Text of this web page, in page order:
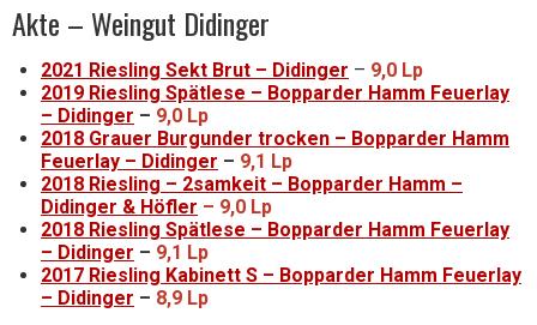
Akte – Weingut Didinger
2021 Riesling Sekt Brut – Didinger – 9,0 Lp
2019 Riesling Spätlese – Bopparder Hamm Feuerlay
– Didinger – 9,0 Lp
2018 Grauer Burgunder trocken – Bopparder Hamm
Feuerlay – Didinger – 9,1 Lp
2018 Riesling – 2samkeit – Bopparder Hamm –
Didinger & Höfler – 9,0 Lp
2018 Riesling Spätlese – Bopparder Hamm Feuerlay
– Didinger – 9,1 Lp
2017 Riesling Kabinett S – Bopparder Hamm Feuerlay
– Didinger – 8,9 Lp